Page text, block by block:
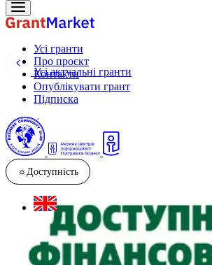
Усі гранти
Про проєкт
Контакти
Опублікувати грант
Підписка
☼ Доступність
Усі актуальні гранти